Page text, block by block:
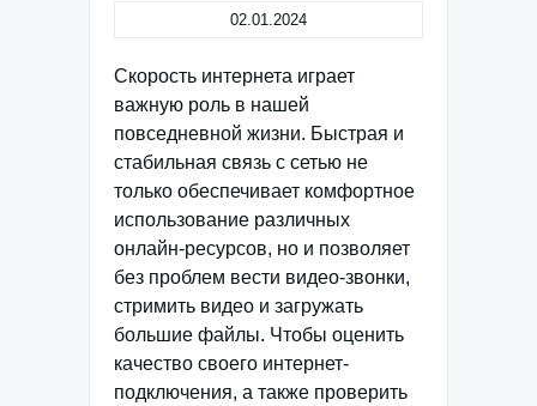
02.01.2024
Скорость интернета играет
важную роль в нашей
повседневной жизни. Быстрая и
стабильная связь с сетью не
только обеспечивает комфортное
использование различных
онлайн-ресурсов, но и позволяет
без проблем вести видео-звонки,
стримить видео и загружать
большие файлы. Чтобы оценить
качество своего интернет-
подключения, а также проверить